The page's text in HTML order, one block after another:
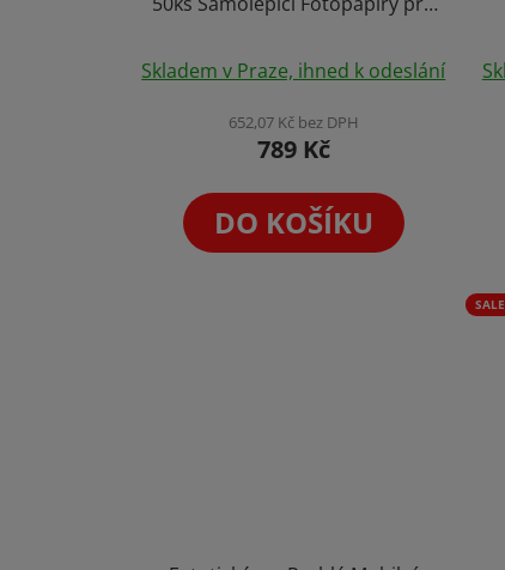
Skladem v Praze, ihned k odeslání
652,07 Kč bez DPH
789 Kč
DO KOŠÍKU